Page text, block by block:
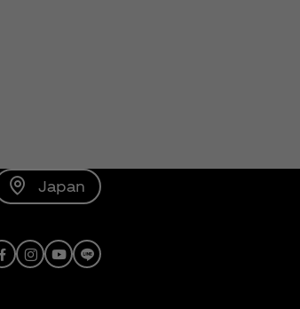
Japan
Facebook
Instagram
Youtube